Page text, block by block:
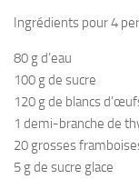
Ingrédients pour 4
80 g d’eau
100 g de sucre
120 g de blancs
1 demi-branche de
20 grosses
5 g de sucre glace